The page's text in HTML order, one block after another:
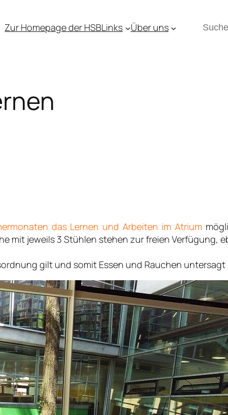
Zur Homepage der HSBLinks Über uns
das Lernen und Arbeiten im Atrium
mit jeweils 3 Stühlen stehen zur freien Verfügung,
gilt und somit Essen und Rauchen untersagt